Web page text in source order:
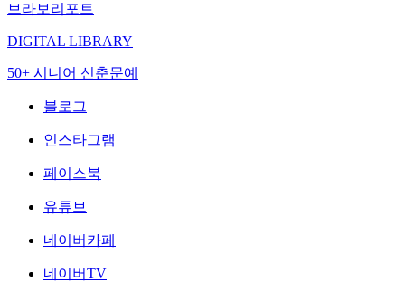
브라보리포트
DIGITAL LIBRARY
50+ 시니어 신춘문예
블로그
인스타그램
페이스북
유튜브
네이버카페
네이버TV